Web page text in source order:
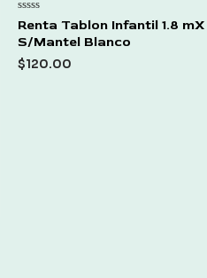
Rated
0
out
5
Renta Tablon Infantil 1.8
S/Mantel Blanco
$120.00